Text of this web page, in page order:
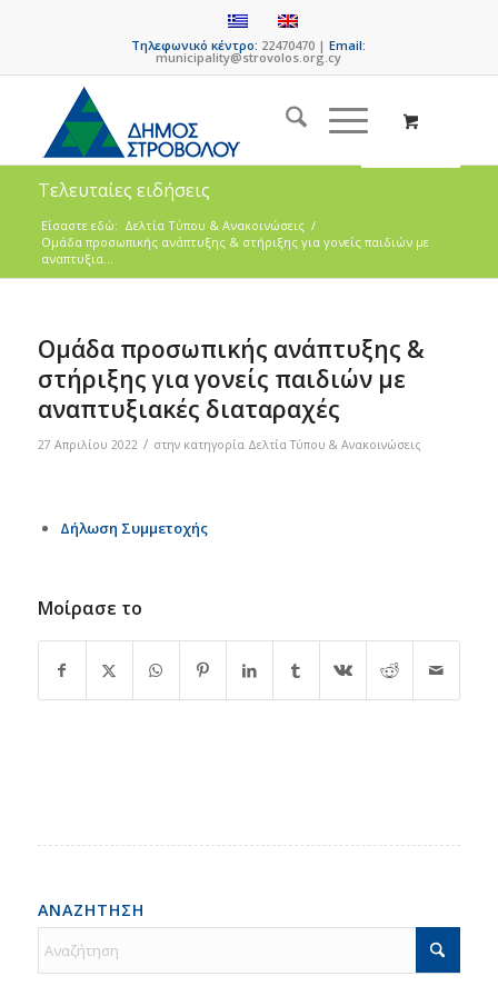
Τηλεφωνικό κέντρο: 22470470 |Email:
municipality@strovolos.org.cy
Τελευταίες ειδήσεις
Είσαστε εδώ: Δελτία Τύπου & Ανακοινώσεις /
Ομάδα προσωπικής ανάπτυξης & στήριξης για γονείς παιδιών με
αναπτυξια...
Ομάδα προσωπικής ανάπτυξης &
στήριξης για γονείς παιδιών με
αναπτυξιακές διαταραχές
27 Απριλίου 2022 / στην κατηγορία Δελτία Τύπου & Ανακοινώσεις
Δήλωση Συμμετοχής
Μοίρασε το
ΑΝΑΖΗΤΗΣΗ